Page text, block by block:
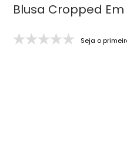
Blusa Cropped
Seja o